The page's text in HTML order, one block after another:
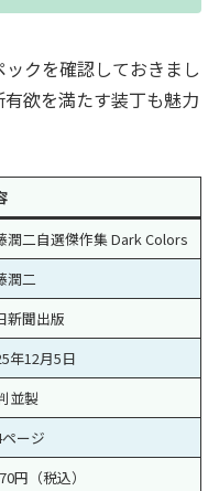
クを確認しておきまし
欲を満たす装丁も魅力
潤二自選傑作集 Dark Colors
潤二
新聞出版
年12月5日
並製
ージ
円（税込）